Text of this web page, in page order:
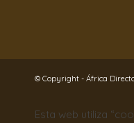
© Copyright - África
Esta web utiliza